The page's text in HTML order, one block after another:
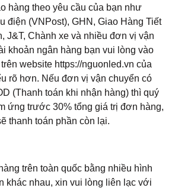
hàng theo yêu cầu của bạn như
điện (VNPost), GHN, Giao Hàng Tiết
J&T, Chành xe và nhiều đơn vị vận
khoản ngân hàng bạn vui lòng vào
website https://nguonled.vn của
rõ hơn. Nếu đơn vị vận chuyển có
(Thanh toán khi nhận hàng) thì quý
ứng trước 30% tổng giá trị đơn hàng,
thanh toán phần còn lại.
trên toàn quốc bằng nhiều hình
khác nhau, xin vui lòng liên lạc với